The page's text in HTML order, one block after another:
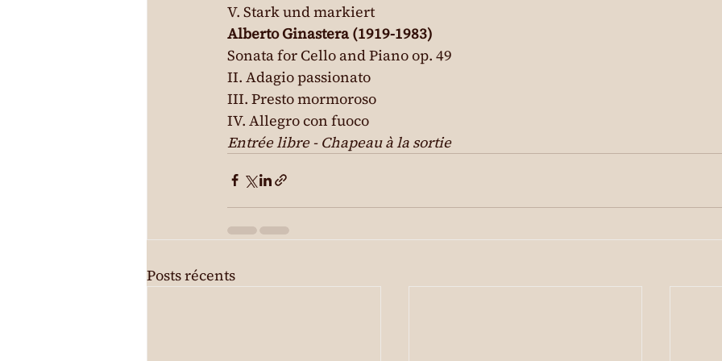
V. Stark und markiert
Alberto Ginastera (1919-1983)
Sonata for Cello and Piano op. 49
II. Adagio passionato
III. Presto mormoroso
IV. Allegro con fuoco
Entrée libre - Chapeau à la sortie
Posts récents